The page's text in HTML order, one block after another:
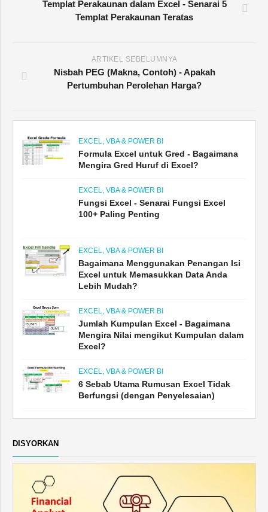
Templat Perakaunan dalam Excel - Senarai 5
Templat Perakaunan Teratas
ARTIKEL SEBELUMNYA
Nisbah PEG (Makna, Contoh) - Apakah
Pertumbuhan Perolehan Harga?
EXCEL, VBA & POWER BI
Formula Excel untuk Gred - Bagaimana
Mengira Gred Huruf di Excel?
EXCEL, VBA & POWER BI
Fungsi Excel - Senarai Fungsi Excel
100+ Paling Penting
EXCEL, VBA & POWER BI
Bagaimana Menggunakan Penangan Isi
Excel untuk Memasukkan Data Anda
Lebih Mudah?
EXCEL, VBA & POWER BI
Jumlah Kumpulan Excel - Bagaimana
Mengira Nilai mengikut Kumpulan dalam
Excel?
EXCEL, VBA & POWER BI
6 Sebab Utama Rumusan Excel Tidak
Berfungsi (dengan Penyelesaian)
DISYORKAN